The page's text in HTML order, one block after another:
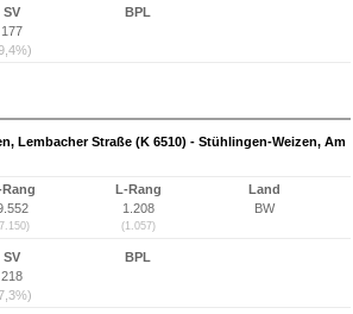
SV
177
BPL
Lembacher Straße (K 6510) - Stühlingen-Weizen, Am
Rang
L-Rang
1.208
(1.057)
Land
BW
SV
218
BPL